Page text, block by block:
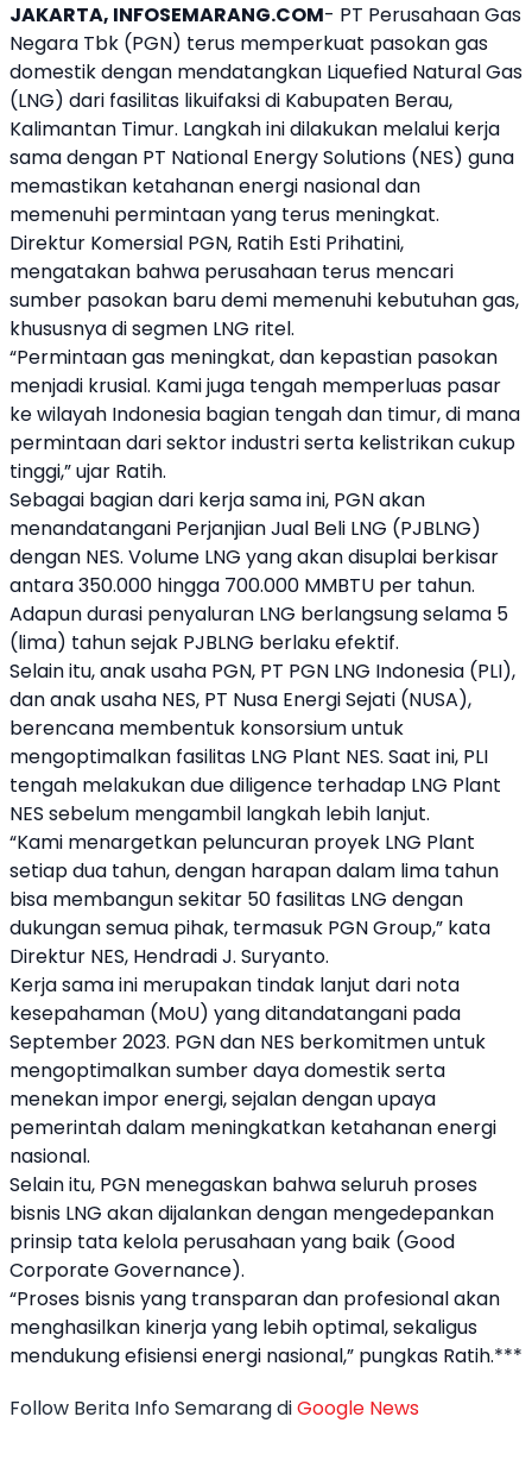
JAKARTA, INFOSEMARANG.COM- PT Perusahaan Gas
Negara Tbk (PGN) terus memperkuat pasokan gas
domestik dengan mendatangkan Liquefied Natural Gas
(LNG) dari fasilitas likuifaksi di Kabupaten Berau,
Kalimantan Timur. Langkah ini dilakukan melalui kerja
sama dengan PT National Energy Solutions (NES) guna
memastikan ketahanan energi nasional dan
memenuhi permintaan yang terus meningkat.
Direktur Komersial PGN, Ratih Esti Prihatini,
mengatakan bahwa perusahaan terus mencari
sumber pasokan baru demi memenuhi kebutuhan gas,
khususnya di segmen LNG ritel.
“Permintaan gas meningkat, dan kepastian pasokan
menjadi krusial. Kami juga tengah memperluas pasar
ke wilayah Indonesia bagian tengah dan timur, di mana
permintaan dari sektor industri serta kelistrikan cukup
tinggi,” ujar Ratih.
Sebagai bagian dari kerja sama ini, PGN akan
menandatangani Perjanjian Jual Beli LNG (PJBLNG)
dengan NES. Volume LNG yang akan disuplai berkisar
antara 350.000 hingga 700.000 MMBTU per tahun.
Adapun durasi penyaluran LNG berlangsung selama 5
(lima) tahun sejak PJBLNG berlaku efektif.
Selain itu, anak usaha PGN, PT PGN LNG Indonesia (PLI),
dan anak usaha NES, PT Nusa Energi Sejati (NUSA),
berencana membentuk konsorsium untuk
mengoptimalkan fasilitas LNG Plant NES. Saat ini, PLI
tengah melakukan due diligence terhadap LNG Plant
NES sebelum mengambil langkah lebih lanjut.
“Kami menargetkan peluncuran proyek LNG Plant
setiap dua tahun, dengan harapan dalam lima tahun
bisa membangun sekitar 50 fasilitas LNG dengan
dukungan semua pihak, termasuk PGN Group,” kata
Direktur NES, Hendradi J. Suryanto.
Kerja sama ini merupakan tindak lanjut dari nota
kesepahaman (MoU) yang ditandatangani pada
September 2023. PGN dan NES berkomitmen untuk
mengoptimalkan sumber daya domestik serta
menekan impor energi, sejalan dengan upaya
pemerintah dalam meningkatkan ketahanan energi
nasional.
Selain itu, PGN menegaskan bahwa seluruh proses
bisnis LNG akan dijalankan dengan mengedepankan
prinsip tata kelola perusahaan yang baik (Good
Corporate Governance).
“Proses bisnis yang transparan dan profesional akan
menghasilkan kinerja yang lebih optimal, sekaligus
mendukung efisiensi energi nasional,” pungkas Ratih.***
Follow Berita Info Semarang diGoogle News